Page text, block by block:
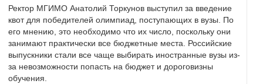
Ректор МГИМО Анатолий Торкунов выступил за введение
квот для победителей олимпиад, поступающих в вузы. По
его мнению, это необходимо что их число, поскольку они
занимают практически все бюджетные места. Российские
выпускники стали все чаще выбирать иностранные вузы из-
за невозможности попасть на бюджет и дороговизны
обучения.